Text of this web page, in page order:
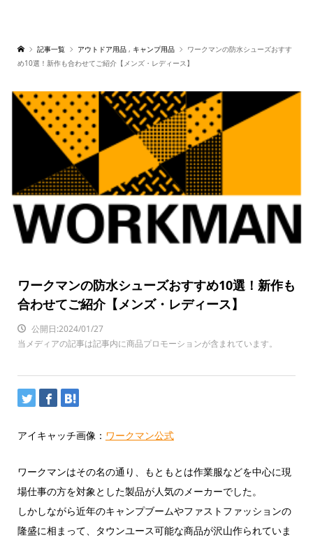
記事一覧 アウトドア用品 , キャンプ用品
ワークマンの防水シューズおすす
め10選！新作も合わせてご紹介【メンズ・レディース】
ワークマンの防水シューズおすすめ10選！新作も
合わせてご紹介【メンズ・レディース】
公開日:2024/01/27
当メディアの記事は記事内に商品プロモーションが含まれています。
アイキャッチ画像： ワークマン公式
ワークマンはその名の通り、もともとは作業服などを中心に現
場仕事の方を対象とした製品が人気のメーカーでした。
しかしながら近年のキャンプブームやファストファッションの
隆盛に相まって、タウンユース可能な商品が沢山作られていま